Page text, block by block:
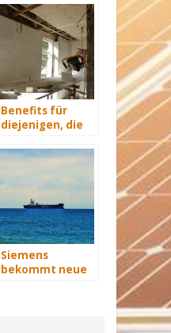
Benefits für
diejenigen, die
sanieren
Siemens
bekommt neue